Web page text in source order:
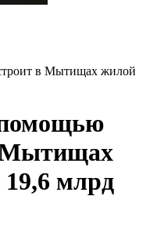
в Мытищах жилой
Мытищах
млрд